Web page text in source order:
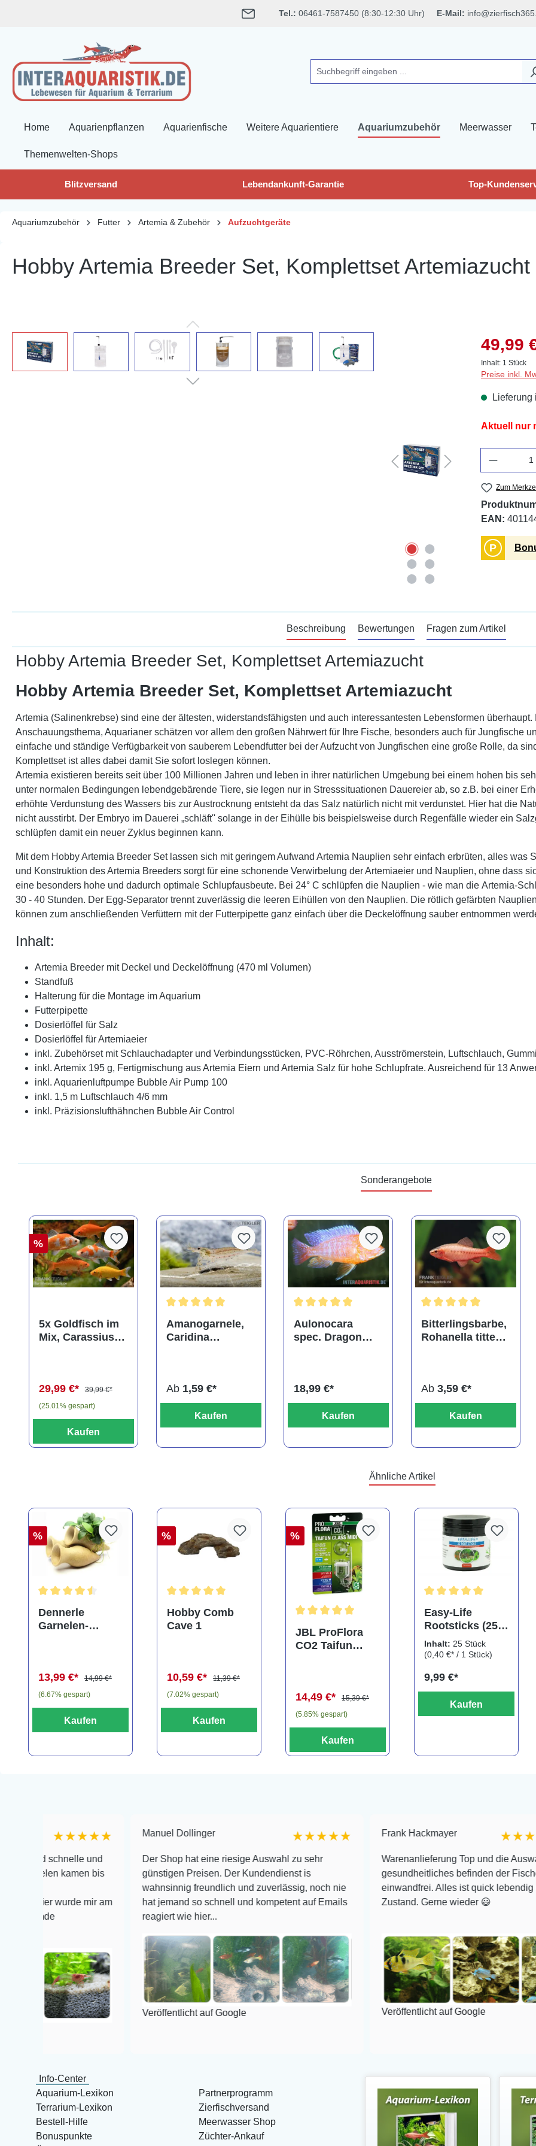
Tel.: 06461-7587450 (8:30-12:30 Uhr) E-Mail:
Home Aquarienpflanzen Aquarienfische Weitere Aquarientiere Aquariumzubehör Meerwasser
Themenwelten-Shops
Blitzversand Lebendankunft-Garantie Top-
Aquariumzubehör Futter Artemia & Zubehör Aufzuchtgeräte
Hobby Artemia Breeder Set, Komplettset Artemiazucht
Bildergalerie überspringen 49,99
Inhalt: 1 Stück
Preise inkl.
Lieferung
Aktuell nur
Zum
EAN:
P
Beschreibung Bewertungen Fragen zum Artikel
Hobby Artemia Breeder Set, Komplettset Artemiazucht
Hobby Artemia Breeder Set, Komplettset Artemiazucht
Artemia (Salinenkrebse) sind eine der ältesten, widerstandsfähigsten und auch interessantesten Lebensformen
Anschauungsthema, Aquarianer schätzen vor allem den großen Nährwert für Ihre Fische, besonders auch für Jungfische
einfache und ständige Verfügbarkeit von sauberem Lebendfutter bei der Aufzucht von Jungfischen eine große Rolle, da
Komplettset ist alles dabei damit Sie sofort loslegen können.
Artemia existieren bereits seit über 100 Millionen Jahren und leben in ihrer natürlichen Umgebung bei einem hohen bis
unter normalen Bedingungen lebendgebärende Tiere, sie legen nur in Stresssituationen Dauereier ab, so z.B. bei einer
erhöhte Verdunstung des Wassers bis zur Austrocknung entsteht da das Salz natürlich nicht mit verdunstet. Hier hat die
nicht ausstirbt. Der Embryo im Dauerei „schläft'' solange in der Eihülle bis beispielsweise durch Regenfälle wieder ein
schlüpfen damit ein neuer Zyklus beginnen kann.
Mit dem Hobby Artemia Breeder Set lassen sich mit geringem Aufwand Artemia Nauplien sehr einfach erbrüten, alles was
und Konstruktion des Artemia Breeders sorgt für eine schonende Verwirbelung der Artemiaeier und Nauplien, ohne dass
eine besonders hohe und dadurch optimale Schlupfausbeute. Bei 24° C schlüpfen die Nauplien - wie man die Artemia-
30 - 40 Stunden. Der Egg-Separator trennt zuverlässig die leeren Eihüllen von den Nauplien. Die rötlich gefärbten
können zum anschließenden Verfüttern mit der Futterpipette ganz einfach über die Deckelöffnung sauber entnommen
Inhalt:
Artemia Breeder mit Deckel und Deckelöffnung (470 ml Volumen)
Standfuß
Halterung für die Montage im Aquarium
Futterpipette
Dosierlöffel für Salz
Dosierlöffel für Artemiaeier
inkl. Zubehörset mit Schlauchadapter und Verbindungsstücken, PVC-Röhrchen, Ausströmerstein, Luftschlauch,
inkl. Artemix 195 g, Fertigmischung aus Artemia Eiern und Artemia Salz für hohe Schlupfrate. Ausreichend für 13
inkl. Aquarienluftpumpe Bubble Air Pump 100
inkl. 1,5 m Luftschlauch 4/6 mm
inkl. Präzisionslufthähnchen Bubble Air Control
Sonderangebote
%
5x Goldfisch im
Mix, Carassius
29,99 €*
39,99 €*
(25.01% gespart)
Kaufen
Amanogarnele,
Caridina
Ab 1,59 €*
Kaufen
Aulonocara
spec. Dragon
18,99 €*
Kaufen
Bitterlingsbarbe,
Rohanella titteya,
Ab 3,59 €*
Kaufen
Ähnliche Artikel
%
Dennerle
Garnelen-
3er Tonamphore
13,99 €*
14,99 €*
(6.67% gespart)
Kaufen
%
Durchschnittliche Bewertung von 5 von 5 Sternen
Hobby Comb
Cave 1
10,59 €*
11,39 €*
(7.02% gespart)
Kaufen
%
Durchschnittliche Bewertung von 5 von 5 Sternen
JBL ProFlora
CO2 Taifun
14,49 €*
15,39 €*
(5.85% gespart)
Kaufen
Easy-Life
Rootsticks (25
Sticks)
Inhalt: 25 Stück
(0,40 €* / 1 Stück)
9,99 €*
Kaufen
★★★★★
schnelle und
kamen bis
wurde mir am
Manuel Dollinger ★★★★★
Der Shop hat eine riesige Auswahl zu sehr
günstigen Preisen. Der Kundendienst is
wahnsinnig freundlich und zuverlässig, noch nie
hat jemand so schnell und kompetent auf Emails
reagiert wie hier...
Veröffentlicht auf Google
Frank Hackmayer ★★★★
Warenanlieferung Top und die Auswahl plus
gesundheitliches befinden der Fische
einwandfrei. Alles ist quick lebendig und im
Zustand. Gerne wieder 😃
Veröffentlicht auf Google
Info-Center
Aquarium-Lexikon
Terrarium-Lexikon
Bestell-Hilfe
Bonuspunkte
Partnerprogramm
Zierfischversand
Meerwasser Shop
Züchter-Ankauf